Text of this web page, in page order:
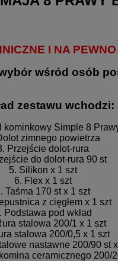
I NA
wśród osób
zestawu wchodzi:
kominkowy Simple 8
zimnego powietrza
Przejście dolot-rura
do dolot-rura 90 st
5. Silikon x 1 szt
6. Flex x 1 szt
Taśma 170 st x 1 szt
z cięgłem x 1 szt
Podstawa pod wkład
stalowa 200/1 x 1 szt
stalowa 200/0,5 x 1 szt
nastawne 200/90 st
ceramicznego 200/